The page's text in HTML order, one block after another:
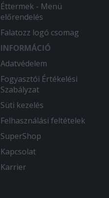
Éttermek - Menü
előrendelés
Falatozz logó csomag
INFORMÁCIÓ
Adatvédelem
Fogyasztói Értékelési
Szabályzat
Süti kezelés
Felhasználási feltételek
SuperShop
Kapcsolat
Karrier